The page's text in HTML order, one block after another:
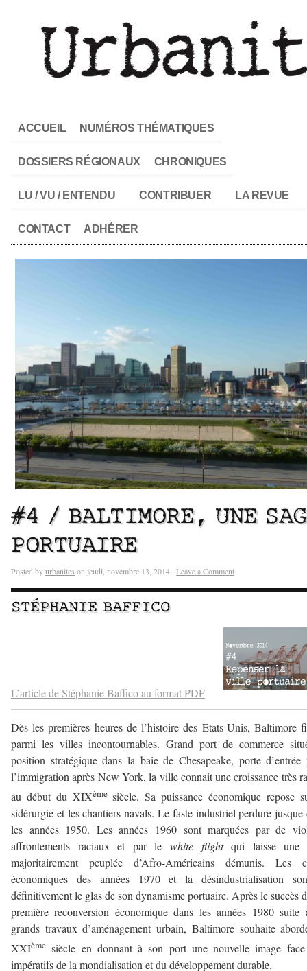
ACCUEIL NUMÉROS THÉMATIQUES
DOSSIERS RÉGIONAUX CHRONIQUES
LU / VU / ENTENDU CONTRIBUER LA REVUE
CONTACT ADHÉRER
#4 / BALTIMORE, UNE
PORTUAIRE
Posted byurbanites on jeudi, novembre 13, 2014 · Leave a Comment
STÉPHANIE BAFFICO
L’article de Stéphanie Baffico au format PDF
Dès les premières heures de l’histoire des Etats-Unis, Baltimore
parmi les villes incontournables. Grand port de commerce
position stratégique dans la baie de Chesapeake, porte d’entrée
l’immigration après New York, la ville connait une croissance très
au début du XIXème siècle. Sa puissance économique repose
sidérurgie et les chantiers navals. Le faste industriel perdure jusque
les années 1950. Les années 1960 sont marquées par de
affrontements raciaux et par le white flightqui laisse une
majoritairement peuplée d’Afro-Américains démunis. Les
économiques des années 1970 et la désindustrialisation
définitivement le glas de son dynamisme portuaire. Après le succès
première reconversion économique dans les années 1980 suite
grands travaux d’aménagement urbain, Baltimore souhaite
XXIème siècle en donnant à son port une nouvelle image
impératifs de la mondialisation et du développement durable.